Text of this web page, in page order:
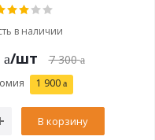
в наличии
/шт 7 300
1 900
В корзину